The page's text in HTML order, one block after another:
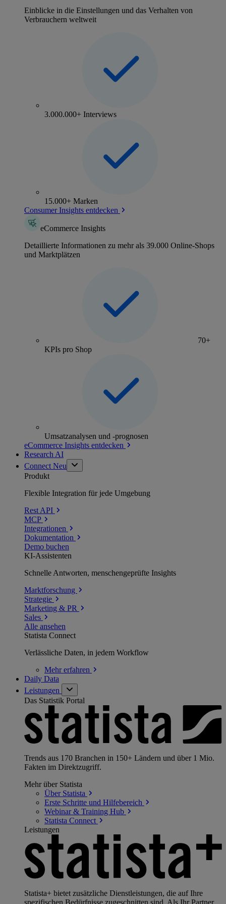
Einblicke in die Einstellungen und das Verhalten von
Verbrauchern weltweit
3.000.000+ Interviews
15.000+ Marken
Consumer Insights entdecken
eCommerce Insights
Detaillierte Informationen zu mehr als 39.000 Online-Shops
und Marktplätzen
70+
KPIs pro Shop
Umsatzanalysen und -prognosen
eCommerce Insights entdecken
Research AI
Connect Neu
Produkt
Flexible Integration für jede Umgebung
Rest API
MCP
Integrationen
Dokumentation
Demo buchen
KI-Assistenten
Schnelle Antworten, menschengeprüfte Insights
Marktforschung
Strategie
Marketing & PR
Sales
Alle ansehen
Statista Connect
Verlässliche Daten, in jedem Workflow
Mehrerfahren
Daily Data
Leistungen
Das Statistik Portal
Trends aus 170 Branchen in 150+ Ländern und über 1 Mio.
Fakten im Direktzugriff.
Mehr über Statista
Über Statista
Erste Schritte und Hilfebereich
Webinar & Training Hub
Statista Connect
Leistungen
Statista+ bietet zusätzliche Dienstleistungen, die auf Ihre
spezifischen Bedürfnisse zugeschnitten sind. Als Ihr Partner